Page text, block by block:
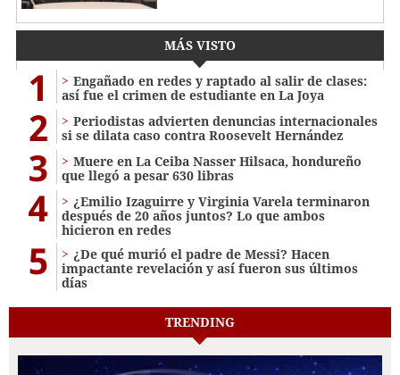
MÁS VISTO
1
Engañado en redes y raptado al salir de clases:
así fue el crimen de estudiante en La Joya
2
Periodistas advierten denuncias internacionales
si se dilata caso contra Roosevelt Hernández
3
Muere en La Ceiba Nasser Hilsaca, hondureño
que llegó a pesar 630 libras
4
¿Emilio Izaguirre y Virginia Varela terminaron
después de 20 años juntos? Lo que ambos
hicieron en redes
5
¿De qué murió el padre de Messi? Hacen
impactante revelación y así fueron sus últimos
días
TRENDING